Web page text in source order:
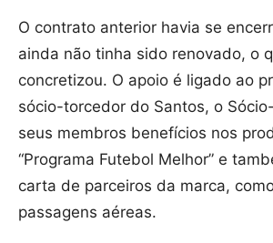
O contrato anterior havia se
ainda não tinha sido renovado, o
concretizou. O apoio é ligado ao
sócio-torcedor do Santos, o
seus membros benefícios nos
“Programa Futebol Melhor” e
carta de parceiros da marca,
passagens aéreas.